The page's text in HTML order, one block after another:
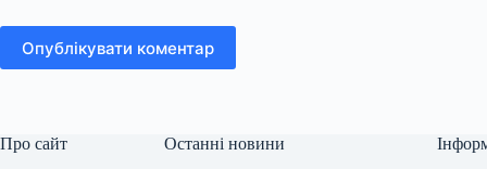
Опублікувати коментар
Про сайт Останні новини